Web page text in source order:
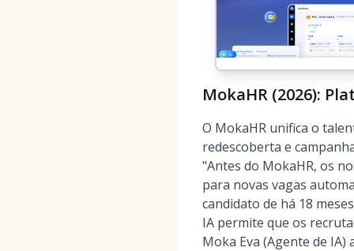
MokaHR (2026):
O MokaHR unifica o
redescoberta e
"Antes do MokaHR, os
para novas vagas
candidato de há 18
IA permite que os
Moka Eva (Agente de